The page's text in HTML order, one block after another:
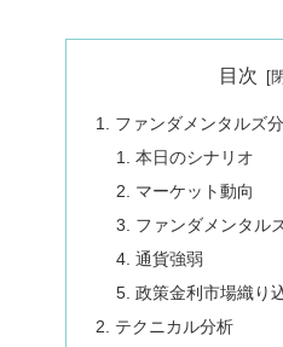
目次
ファンダメンタルズ
本日のシナリオ
マーケット動向
ファンダメンタル
通貨強弱
政策金利市場織り
テクニカル分析